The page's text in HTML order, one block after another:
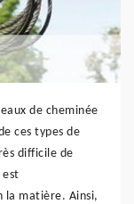
de cheminée
ces types de
difficile de
est
la matière. Ainsi,